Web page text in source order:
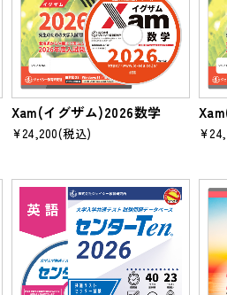
Xam(イグザム)2026数学
¥24,200(税込)